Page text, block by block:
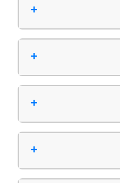
+
+
+
+